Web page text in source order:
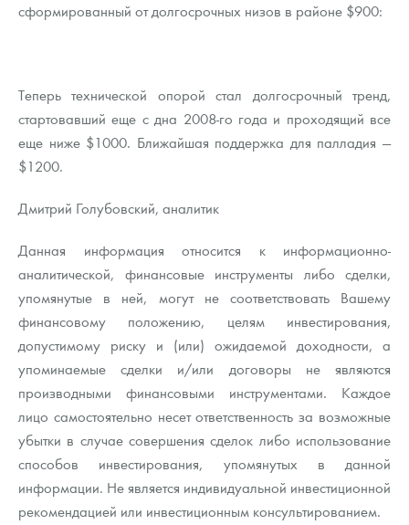
сформированный от долгосрочных низов в районе $900:
Теперь технической опорой стал долгосрочный тренд,
стартовавший еще с дна 2008-го года и проходящий все
еще ниже $1000. Ближайшая поддержка для палладия —
$1200.
Дмитрий Голубовский, аналитик
Данная информация относится к информационно-
аналитической, финансовые инструменты либо сделки,
упомянутые в ней, могут не соответствовать Вашему
финансовому положению, целям инвестирования,
допустимому риску и (или) ожидаемой доходности, а
упоминаемые сделки и/или договоры не являются
производными финансовыми инструментами. Каждое
лицо самостоятельно несет ответственность за возможные
убытки в случае совершения сделок либо использование
способов инвестирования, упомянутых в данной
информации. Не является индивидуальной инвестиционной
рекомендацией или инвестиционным консультированием.